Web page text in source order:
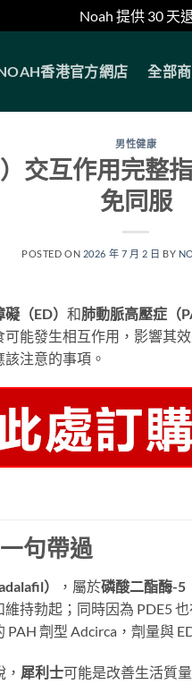
Noah 提供 30 天
香港官方網店 全部
男性健康
交互作用完整
免同服
POSTED ON 2026 年 7 月 2 日 BY
（ED） 和肺動脈高壓症（
能發生相互作用，影響其
注意的事項。
句帶過
） ，屬於磷酸二酯酶-5
維持勃起；同時因為 PDE5
劑型 Adcirca，劑量與
， 犀利士可能是改善生活質